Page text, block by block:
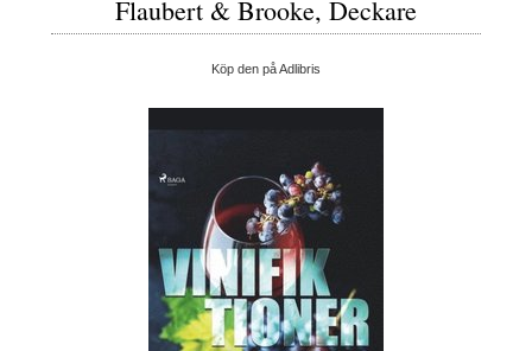
Flaubert & Brooke, Deckare
Köp den på Adlibris